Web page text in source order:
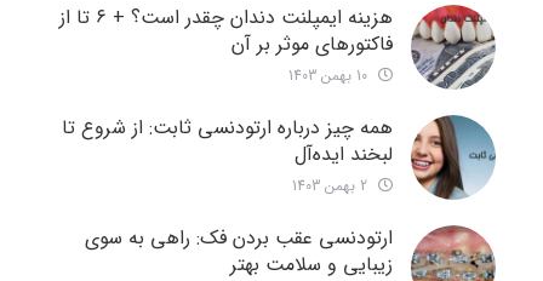
هزینه ایمپلنت دندان چقدر است؟ + ۶ تا از
فاکتورهای موثر بر آن
همه چیز درباره ارتودنسی ثابت: از شروع تا
لبخند ایده‌آل
ارتودنسی عقب بردن فک: راهی به سوی
زیبایی و سلامت بهتر